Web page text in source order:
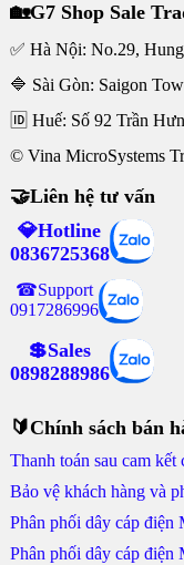
🏡G7 Shop Sale
✅ Hà Nội: No.29,
🔷 Sài Gòn: Saigon
🆔 Huế: Số 92 Trần
© Vina MicroSystems
🤝Liên hệ tư vấn
💎Hotline
0836725368
☎Support
0917286996
💲Sales
0898288986
🔰Chính sách bán
Thanh toán sau cam kết
Bảo vệ khách hàng và
Phân phối dây cáp điện
Phân phối dây cáp điện